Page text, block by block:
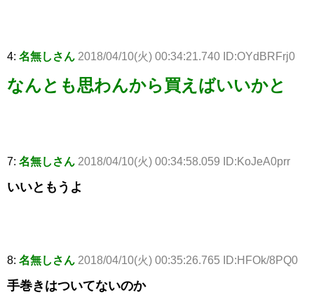
4: 名無しさん 2018/04/10(火) 00:34:21.740 ID:OYdBRFrj0
なんとも思わんから買えばいいかと
7: 名無しさん 2018/04/10(火) 00:34:58.059 ID:KoJeA0prr
いいともうよ
8: 名無しさん 2018/04/10(火) 00:35:26.765 ID:HFOk/8PQ0
手巻きはついてないのか